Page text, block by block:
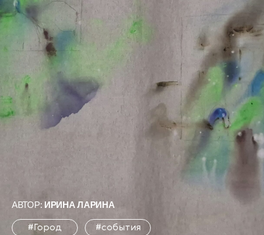
АВТОР: ИРИНА ЛАРИНА
#Город #события